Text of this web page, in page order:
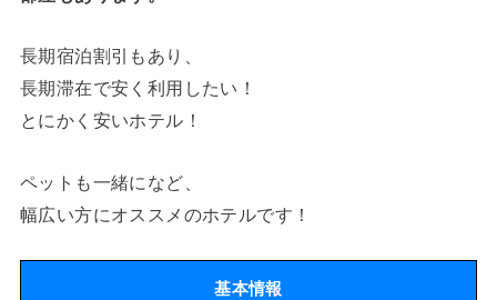
長期宿泊割引もあり、
長期滞在で安く利用したい！
とにかく安いホテル！
ペットも一緒になど、
幅広い方にオススメのホテルです！
基本情報